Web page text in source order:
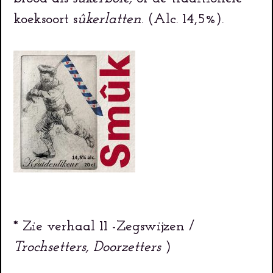
koeksoort sûkerlatten. (Alc. 14,5%).
* Zie verhaal 11 -Zegswijzen /
Trochsetters, Doorzetters)